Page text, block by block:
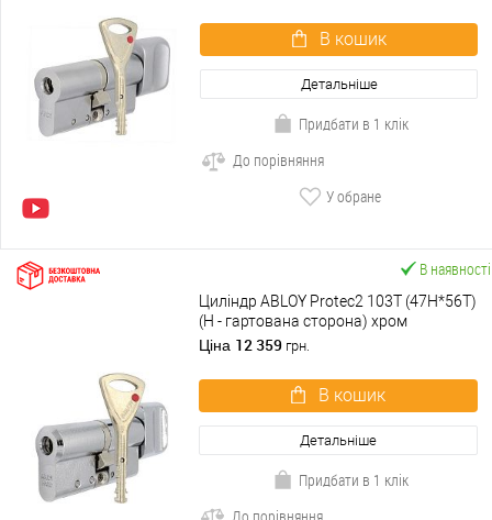
В кошик
Детальніше
Придбати в 1 клік
До порівняння
У обране
В наявності
Циліндр ABLOY Protec2 103T (47H*56T)
(H - гартована сторона) хром
полірований
Ціна 12 359 грн.
В кошик
Детальніше
Придбати в 1 клік